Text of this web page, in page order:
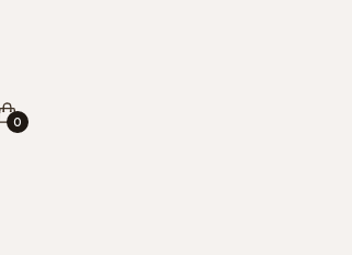
się w koszyku: 0. Zobacz szczegóły
Koszyk